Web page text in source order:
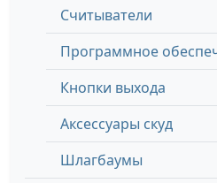
Считыватели
Программное
Кнопки выхода
Аксессуары скуд
Шлагбаумы